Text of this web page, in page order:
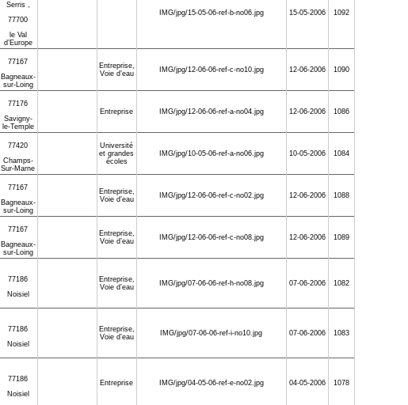
Serris ,
77700
le Val
d’Europe
IMG/jpg/15-05-06-ref-b-no06.jpg 15-05-2006 1092
77167
Bagneaux-
sur-Loing
Entreprise,
Voie d’eau
IMG/jpg/12-06-06-ref-c-no10.jpg 12-06-2006 1090
77176
Savigny-
le-Temple
Entreprise IMG/jpg/12-06-06-ref-a-no04.jpg 12-06-2006 1086
77420
Champs-
Sur-Marne
Université
et grandes
écoles
IMG/jpg/10-05-06-ref-a-no06.jpg 10-05-2006 1084
77167
Bagneaux-
sur-Loing
Entreprise,
Voie d’eau
IMG/jpg/12-06-06-ref-c-no02.jpg 12-06-2006 1088
77167
Bagneaux-
sur-Loing
Entreprise,
Voie d’eau
IMG/jpg/12-06-06-ref-c-no08.jpg 12-06-2006 1089
77186
Noisiel
Entreprise,
Voie d’eau
IMG/jpg/07-06-06-ref-h-no08.jpg 07-06-2006 1082
77186
Noisiel
Entreprise,
Voie d’eau
IMG/jpg/07-06-06-ref-i-no10.jpg 07-06-2006 1083
77186
Noisiel
Entreprise IMG/jpg/04-05-06-ref-e-no02.jpg 04-05-2006 1078